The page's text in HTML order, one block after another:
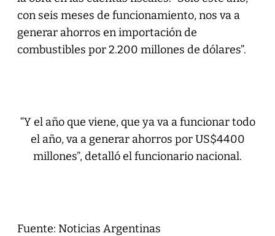
con seis meses de funcionamiento, nos va a
generar ahorros en importación de
combustibles por 2.200 millones de dólares”.
“Y el año que viene, que ya va a funcionar todo
el año, va a generar ahorros por US$4400
millones”, detalló el funcionario nacional.
Fuente: Noticias Argentinas